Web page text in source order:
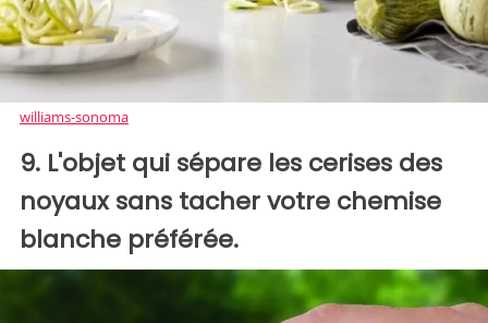
williams-sonoma
9. L'objet qui sépare les cerises des
noyaux sans tacher votre chemise
blanche préférée.